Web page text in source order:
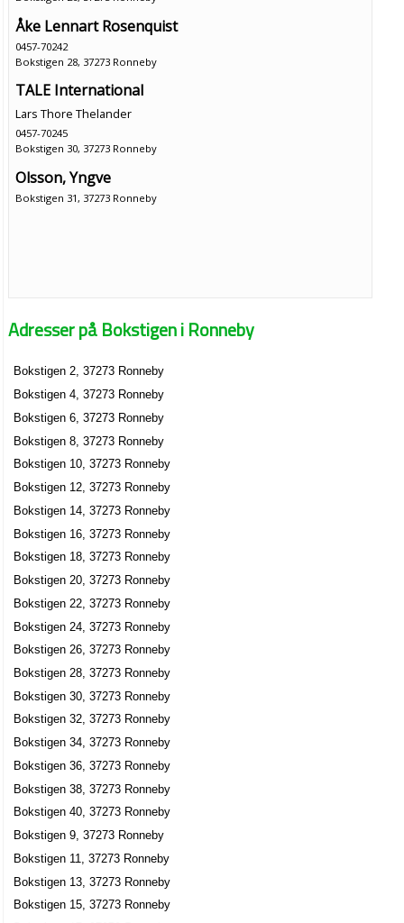
Åke Lennart Rosenquist
0457-70242
Bokstigen 28, 37273 Ronneby
TALE International
Lars Thore Thelander
0457-70245
Bokstigen 30, 37273 Ronneby
Olsson, Yngve
Bokstigen 31, 37273 Ronneby
Adresser på Bokstigen i Ronneby
Bokstigen 2, 37273 Ronneby
Bokstigen 4, 37273 Ronneby
Bokstigen 6, 37273 Ronneby
Bokstigen 8, 37273 Ronneby
Bokstigen 10, 37273 Ronneby
Bokstigen 12, 37273 Ronneby
Bokstigen 14, 37273 Ronneby
Bokstigen 16, 37273 Ronneby
Bokstigen 18, 37273 Ronneby
Bokstigen 20, 37273 Ronneby
Bokstigen 22, 37273 Ronneby
Bokstigen 24, 37273 Ronneby
Bokstigen 26, 37273 Ronneby
Bokstigen 28, 37273 Ronneby
Bokstigen 30, 37273 Ronneby
Bokstigen 32, 37273 Ronneby
Bokstigen 34, 37273 Ronneby
Bokstigen 36, 37273 Ronneby
Bokstigen 38, 37273 Ronneby
Bokstigen 40, 37273 Ronneby
Bokstigen 9, 37273 Ronneby
Bokstigen 11, 37273 Ronneby
Bokstigen 13, 37273 Ronneby
Bokstigen 15, 37273 Ronneby